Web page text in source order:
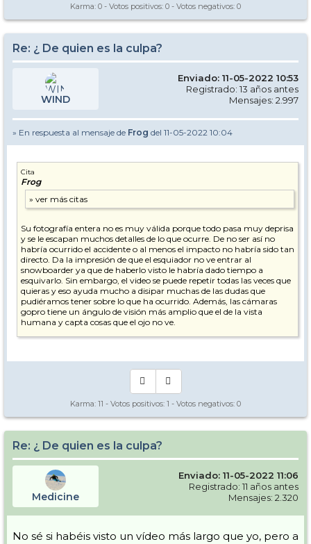
Karma: 0 - Votos positivos: 0 - Votos negativos: 0
Re: ¿ De quien es la culpa?
WIND
Enviado: 11-05-2022 10:53
Registrado: 13 años antes
Mensajes: 2.997
» En respuesta al mensaje de Frog del 11-05-2022 10:04
Cita
Frog
Su fotografía entera no es muy válida porque todo pasa muy deprisa
y se le escapan muchos detalles de lo que ocurre. De no ser así no
habría ocurrido el accidente o al menos el impacto no habría sido tan
directo. Da la impresión de que el esquiador no ve entrar al
snowboarder ya que de haberlo visto le habría dado tiempo a
esquivarlo. Sin embargo, el video se puede repetir todas las veces que
quieras y eso ayuda mucho a disipar muchas de las dudas que
pudiéramos tener sobre lo que ha ocurrido. Además, las cámaras
gopro tiene un ángulo de visión más amplio que el de la vista
humana y capta cosas que el ojo no ve.
Karma: 11 - Votos positivos: 1 - Votos negativos: 0
Re: ¿ De quien es la culpa?
Medicine
Enviado: 11-05-2022 11:06
Registrado: 11 años antes
Mensajes: 2.320
No sé si habéis visto un vídeo más largo que yo, pero a